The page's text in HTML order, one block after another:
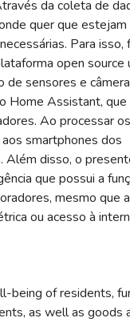
da coleta de
quer que
Para isso,
open source
de sensores e
Home Assistant,
Ao processar os
smartphones dos
Além disso, o
que possui a
mesmo que a
ou acesso à
being of residents,
as well as goods